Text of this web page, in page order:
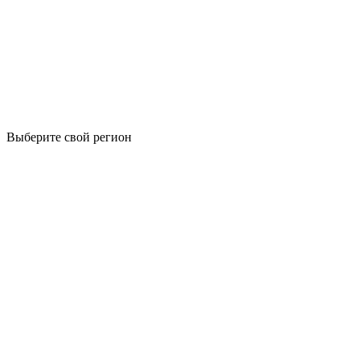
Выберите свой регион